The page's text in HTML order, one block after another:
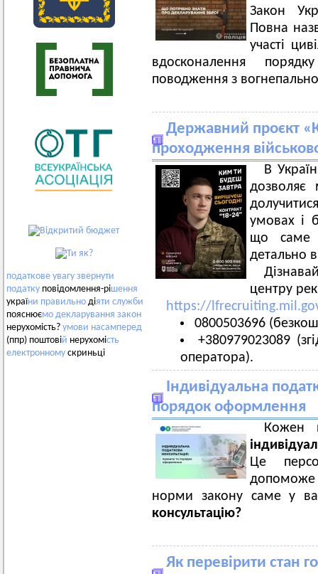
податкове увагу звернути
податку повідомлення-рішення
україни правильно діяти служби
пояснюємо декларування закон
нерухомість? умови насамперед
(ппр) поштовій нерухомість
електронному скриньці
Закон
Повна
участі
вдосконалення
поводження з
Державний проєкт
проходження
В
дозволяє
умовах і
що саме
детально в
центру
https://
0800503696
+380979023089
оператора).
Індивідуальна
порядок оформлення
Кожен
Це
норми закону саме у
консультацію?
Як перевірити стан